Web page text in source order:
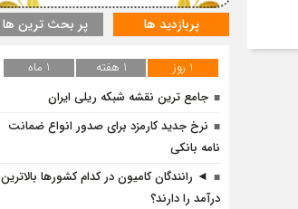
پربازدید ها پر بحث ترین ها
1 روز 1 هفته
1 ماه
جامع ترین نقشه شبکه ریلی ایران
نرخ جدید کارمزد برای صدور انواع ضمانت
نامه بانکی
◄ رانندگان کامیون در کدام کشورها بالاترین
درآمد را دارند؟